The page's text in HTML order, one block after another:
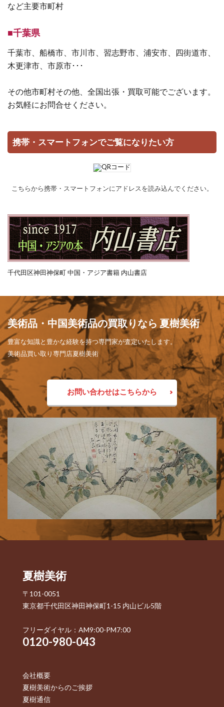
など主要市町村
■千葉県
千葉市、船橋市、市川市、習志野市、浦安市、四街道市、
木更津市、市原市･･･
その他市町村その他、全国出張・買取可能でございます。
お気軽にお問合せください。
携帯・スマートフォンでご覧になりたい方
こちらから携帯・スマートフォンにアドレスを読み込んでください。
千代田区神田神保町 中国・アジア書籍 内山書店
美術品・中国美術品の買取りなら 夏樹美術
豊富な知識と豊かな経験を持つ専門家が査定いたします。
美術品買い取り専門店夏樹美術
お問い合わせはこちらから
夏樹美術
〒101-0051
東京都千代田区神田神保町1-15 内山ビル5階
フリーダイヤル：AM9:00-PM7:00
0120-980-043
会社概要
夏樹美術からのご挨拶
夏樹通信